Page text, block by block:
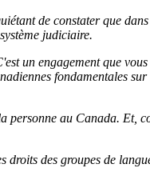
de constater que
judiciaire.
un engagement que
fondamentales
au Canada. Et,
des groupes de